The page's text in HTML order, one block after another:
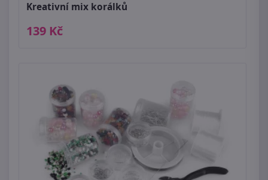
Kreativní mix korálků
139 Kč